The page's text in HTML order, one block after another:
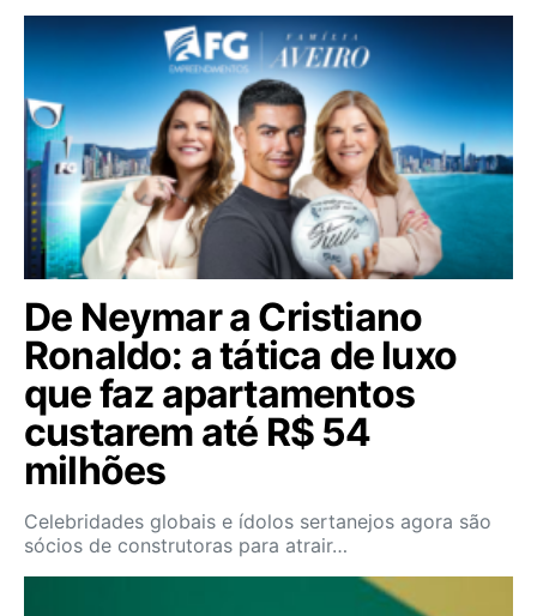
De Neymar a Cristiano
Ronaldo: a tática de luxo
que faz apartamentos
custarem até R$ 54
milhões
Celebridades globais e ídolos sertanejos agora são
sócios de construtoras para atrair…